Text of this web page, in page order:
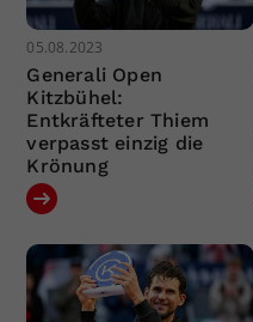
05.08.2023
Generali Open
Kitzbühel:
Entkräfteter Thiem
verpasst einzig die
Krönung